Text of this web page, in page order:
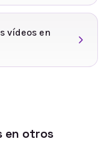
vídeos en
en otros